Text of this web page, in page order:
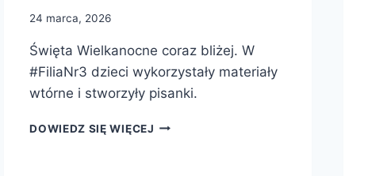
24 marca, 2026
Święta Wielkanocne coraz bliżej. W
#FiliaNr3 dzieci wykorzystały materiały
wtórne i stworzyły pisanki.
DOWIEDZ SIĘ WIĘCEJ PISANKI